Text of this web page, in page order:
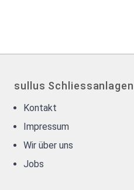
sullus Schliessanlagen
Kontakt
Impressum
Wir über uns
Jobs